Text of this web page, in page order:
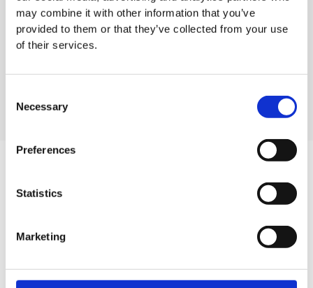
may combine it with other information that you’ve
provided to them or that they’ve collected from your use
of their services.
Selection
Necessary
Preferences
Statistics
Marketing
mit langem Stiel, Edelstahl